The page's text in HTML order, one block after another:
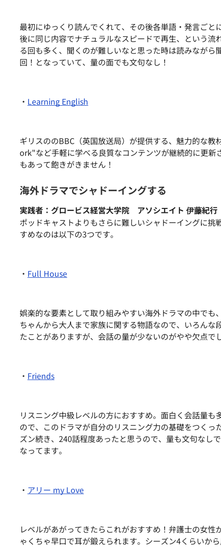
最初にゆっくり読んでくれて、その後各単語・ 発言ごと
後に同じ内容でナチュラルなスピードで再生、 という流
る回も多く、 聞くのが難しいなと思った時は読みながら
回！となっていて、 量の面でも文句なし！
・ Learning English
ギリスののBBC（英国放送局）が提供する、魅力的な
ork"など手軽に学べる良質なコンテンツが継続的に更
もあって飽きがきません！
海外ドラマでシャドーイングする
実践者：グロービス経営大学院 アソシエイト 伊藤紀行
ポッドキャストよりもさらに難しいシャドーイングに
すめなのは以下の3つです。
・ Full House
娯楽的な要素として取り組みやすい海外ドラマの中で
ちゃんから大人まで家族に関する物語なので、いろん
たことがありますが、会話の量が少ないのがやや欠点で
・ Friends
リスニング中級レベルの方におすすめ。面白く会話量も
ので、 このドラマが自分のリスニング力の基礎をつくっ
ズン続き、240話程度あったと思うので、量も文句なしで
なってます。
・ アリー my Love
レベルがあがってきたらこれがおすすめ！弁護士の女性
ゃくちゃ早口で耳が鍛えられます。シーズン4くらいから